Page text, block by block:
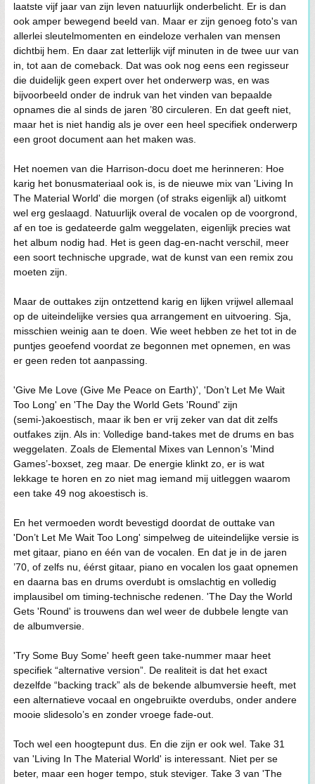
laatste vijf jaar van zijn leven natuurlijk onderbelicht. Er is dan
ook amper bewegend beeld van. Maar er zijn genoeg foto's van
allerlei sleutelmomenten en eindeloze verhalen van mensen
dichtbij hem. En daar zat letterlijk vijf minuten in de twee uur van
in, tot aan de comeback. Dat was ook nog eens een regisseur
die duidelijk geen expert over het onderwerp was, en was
bijvoorbeeld onder de indruk van het vinden van bepaalde
opnames die al sinds de jaren ’80 circuleren. En dat geeft niet,
maar het is niet handig als je over een heel specifiek onderwerp
een groot document aan het maken was.
Het noemen van die Harrison-docu doet me herinneren: Hoe
karig het bonusmateriaal ook is, is de nieuwe mix van 'Living In
The Material World' die morgen (of straks eigenlijk al) uitkomt
wel erg geslaagd. Natuurlijk overal de vocalen op de voorgrond,
af en toe is gedateerde galm weggelaten, eigenlijk precies wat
het album nodig had. Het is geen dag-en-nacht verschil, meer
een soort technische upgrade, wat de kunst van een remix zou
moeten zijn.
Maar de outtakes zijn ontzettend karig en lijken vrijwel allemaal
op de uiteindelijke versies qua arrangement en uitvoering. Sja,
misschien weinig aan te doen. Wie weet hebben ze het tot in de
puntjes geoefend voordat ze begonnen met opnemen, en was
er geen reden tot aanpassing.
'Give Me Love (Give Me Peace on Earth)', 'Don’t Let Me Wait
Too Long' en 'The Day the World Gets 'Round' zijn
(semi-)akoestisch, maar ik ben er vrij zeker van dat dit zelfs
outfakes zijn. Als in: Volledige band-takes met de drums en bas
weggelaten. Zoals de Elemental Mixes van Lennon’s 'Mind
Games’-boxset, zeg maar. De energie klinkt zo, er is wat
lekkage te horen en zo niet mag iemand mij uitleggen waarom
een take 49 nog akoestisch is.
En het vermoeden wordt bevestigd doordat de outtake van
'Don’t Let Me Wait Too Long' simpelweg de uiteindelijke versie is
met gitaar, piano en één van de vocalen. En dat je in de jaren
’70, of zelfs nu, éérst gitaar, piano en vocalen los gaat opnemen
en daarna bas en drums overdubt is omslachtig en volledig
implausibel om timing-technische redenen. 'The Day the World
Gets 'Round' is trouwens dan wel weer de dubbele lengte van
de albumversie.
'Try Some Buy Some' heeft geen take-nummer maar heet
specifiek “alternative version”. De realiteit is dat het exact
dezelfde “backing track” als de bekende albumversie heeft, met
een alternatieve vocaal en ongebruikte overdubs, onder andere
mooie slidesolo’s en zonder vroege fade-out.
Toch wel een hoogtepunt dus. En die zijn er ook wel. Take 31
van 'Living In The Material World' is interessant. Niet per se
beter, maar een hoger tempo, stuk steviger. Take 3 van 'The